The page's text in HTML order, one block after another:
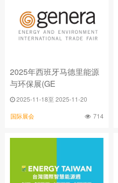
2025年西班牙马德里能源
与环保展(GE
2025-11-18至 2025-11-20
国际展会 714